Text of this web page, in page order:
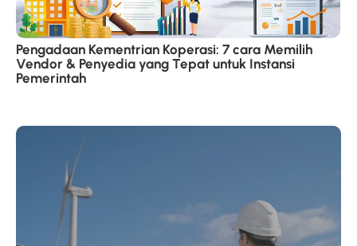
Pengadaan Kementrian Koperasi: 7 cara Memilih
Vendor & Penyedia yang Tepat untuk Instansi
Pemerintah